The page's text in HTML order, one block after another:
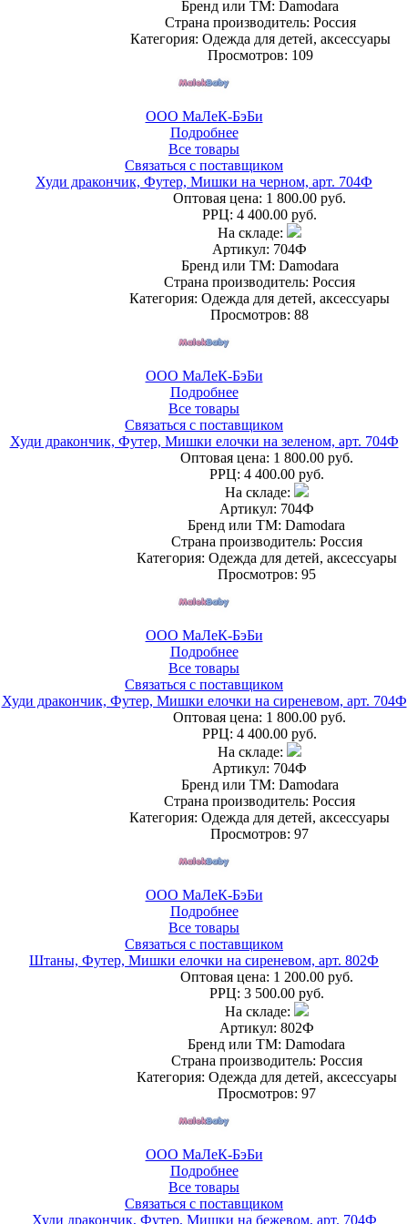
Бренд или ТМ: Damodara
Страна производитель: Россия
Категория: Одежда для детей, аксессуары
Просмотров: 109
ООО МаЛеК-БэБи
Подробнее
Все товары
Связаться с поставщиком
Худи дракончик, Футер, Мишки на черном, арт. 704Ф
Оптовая цена: 1 800.00 руб.
РРЦ: 4 400.00 руб.
На складе:
Артикул: 704Ф
Бренд или ТМ: Damodara
Страна производитель: Россия
Категория: Одежда для детей, аксессуары
Просмотров: 88
ООО МаЛеК-БэБи
Подробнее
Все товары
Связаться с поставщиком
Худи дракончик, Футер, Мишки елочки на зеленом, арт. 704Ф
Оптовая цена: 1 800.00 руб.
РРЦ: 4 400.00 руб.
На складе:
Артикул: 704Ф
Бренд или ТМ: Damodara
Страна производитель: Россия
Категория: Одежда для детей, аксессуары
Просмотров: 95
ООО МаЛеК-БэБи
Подробнее
Все товары
Связаться с поставщиком
Худи дракончик, Футер, Мишки елочки на сиреневом, арт. 704Ф
Оптовая цена: 1 800.00 руб.
РРЦ: 4 400.00 руб.
На складе:
Артикул: 704Ф
Бренд или ТМ: Damodara
Страна производитель: Россия
Категория: Одежда для детей, аксессуары
Просмотров: 97
ООО МаЛеК-БэБи
Подробнее
Все товары
Связаться с поставщиком
Штаны, Футер, Мишки елочки на сиреневом, арт. 802Ф
Оптовая цена: 1 200.00 руб.
РРЦ: 3 500.00 руб.
На складе:
Артикул: 802Ф
Бренд или ТМ: Damodara
Страна производитель: Россия
Категория: Одежда для детей, аксессуары
Просмотров: 97
ООО МаЛеК-БэБи
Подробнее
Все товары
Связаться с поставщиком
Худи дракончик, Футер, Мишки на бежевом, арт. 704Ф